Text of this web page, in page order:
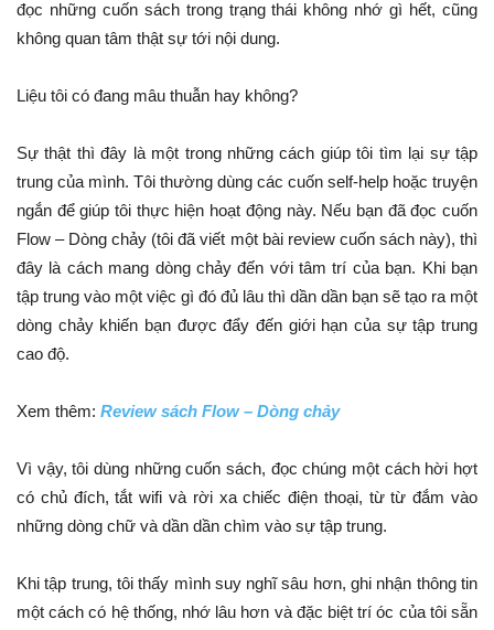
đọc những cuốn sách trong trạng thái không nhớ gì hết, cũng
không quan tâm thật sự tới nội dung.
Liệu tôi có đang mâu thuẫn hay không?
Sự thật thì đây là một trong những cách giúp tôi tìm lại sự tập
trung của mình. Tôi thường dùng các cuốn self-help hoặc truyện
ngắn để giúp tôi thực hiện hoạt động này. Nếu bạn đã đọc cuốn
Flow – Dòng chảy (tôi đã viết một bài review cuốn sách này), thì
đây là cách mang dòng chảy đến với tâm trí của bạn. Khi bạn
tập trung vào một việc gì đó đủ lâu thì dần dần bạn sẽ tạo ra một
dòng chảy khiến bạn được đẩy đến giới hạn của sự tập trung
cao độ.
Xem thêm: Review sách Flow – Dòng chảy
Vì vậy, tôi dùng những cuốn sách, đọc chúng một cách hời hợt
có chủ đích, tắt wifi và rời xa chiếc điện thoại, từ từ đắm vào
những dòng chữ và dần dần chìm vào sự tập trung.
Khi tập trung, tôi thấy mình suy nghĩ sâu hơn, ghi nhận thông tin
một cách có hệ thống, nhớ lâu hơn và đặc biệt trí óc của tôi sẵn